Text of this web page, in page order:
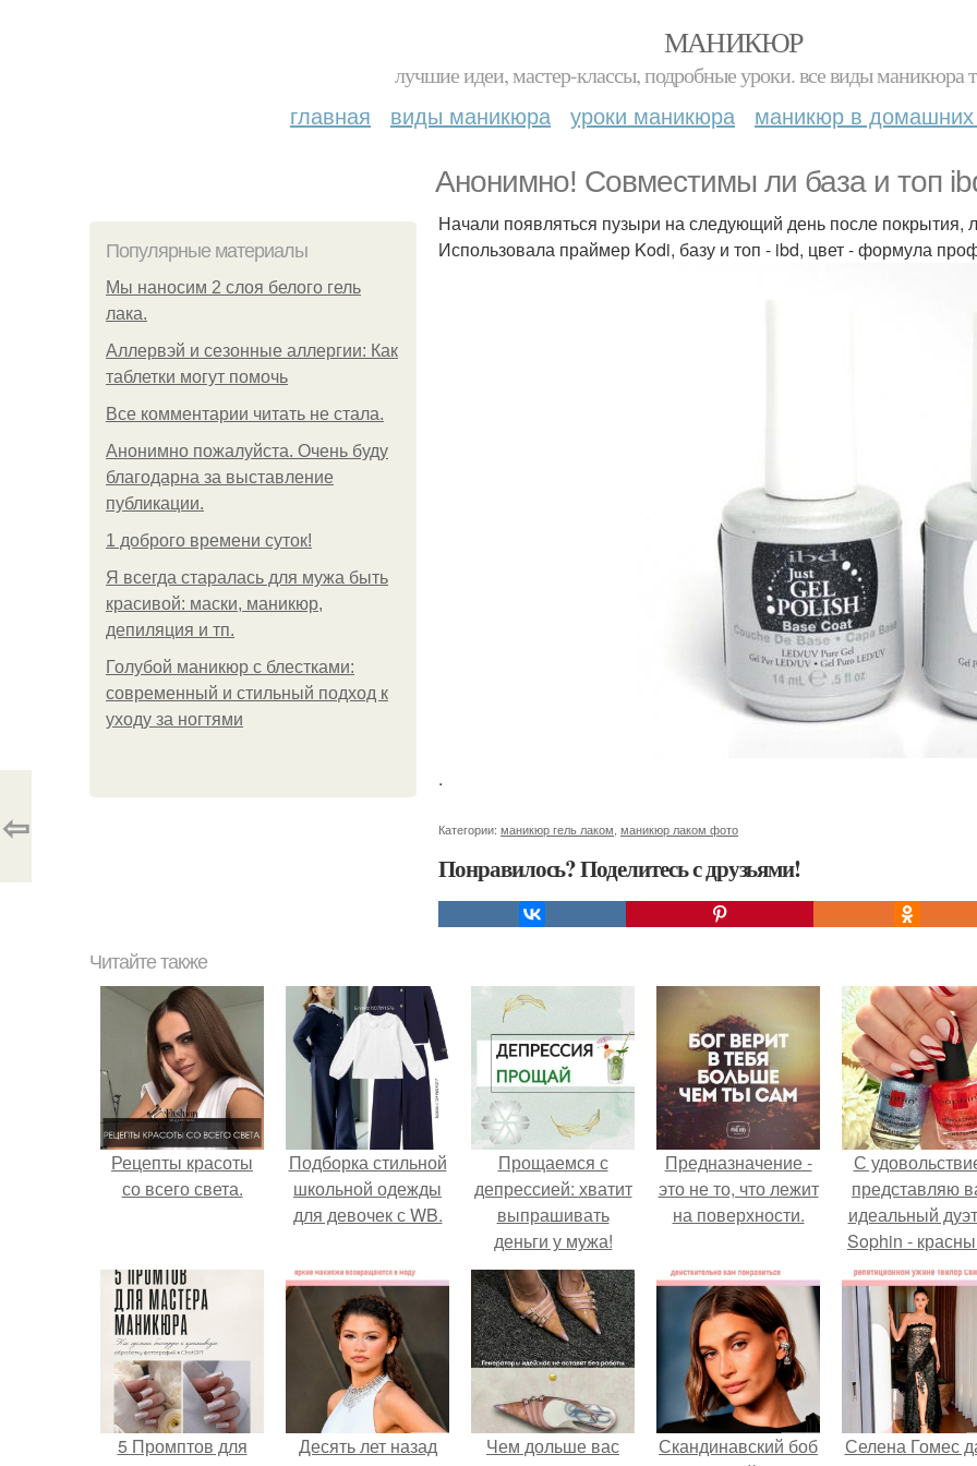
МАНИКЮР
лучшие идеи, мастер-классы, подробные уроки. все виды маникюра
главная виды маникюра уроки маникюра маникюр в домашних
Анонимно! Совместимы ли база и топ
Популярные материалы
Мы наносим 2 слоя белого гель
лака.
Аллервэй и сезонные аллергии: Как
таблетки могут помочь
Все комментарии читать не стала.
Анонимно пожалуйста. Очень буду
благодарна за выставление
публикации.
1 доброго времени суток!
Я всегда старалась для мужа быть
красивой: маски, маникюр,
депиляция и тп.
Голубой маникюр с блестками:
современный и стильный подход к
уходу за ногтями
Начали появляться пузыри на следующий день после покрытия,
Использовала праймер Kodi, базу и топ - ibd, цвет - формула
.
Категории: маникюр гель лаком маникюр лаком фото
Понравилось? Поделитесь с друзьями!
⇦
Читайте также
Рецепты красоты
со всего света.
Подборка стильной
школьной одежды
для девочек с WB.
Прощаемся с
депрессией: хватит
выпрашивать
деньги у мужа!
Предназначение -
это не то, что лежит
на поверхности.
С
представляю
идеальный
Sophin -
синий оттенки
Effect номер
номер 0262.
5 Промптов для
Десять лет назад
Чем дольше вас
Скандинавский боб
Селена Гомес